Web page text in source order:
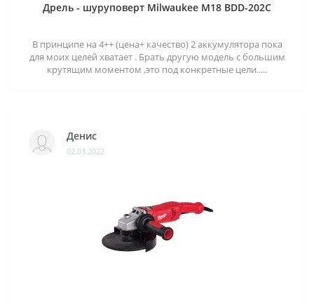
Дрель - шуруповерт Milwaukee M18 BDD-202C
В принципе на 4++ (цена+ качество) 2 аккумулятора пока
для моих целей хватает . Брать другую модель с большим
крутящим моментом ,это под конкретные цели.....
Денис
02.03.2022